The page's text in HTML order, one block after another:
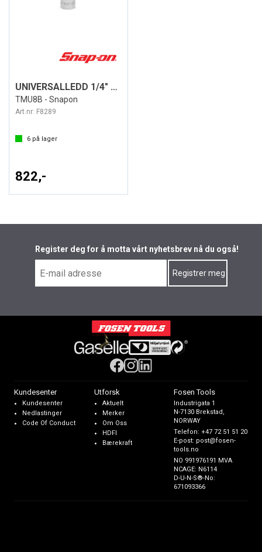
UNIVERSALLEDD 1/4" DR.
TMU8B - Snapon
Art.nr: F8289
6 på lager
822,-
Register deg for å motta vårt nyhetsbrev nå du også!
Kundesenter
Kundesenter
Nedlastinger
Code Of Conduct
Utforsk
Aktuelt
Merker
Om Oss
HDFI
Bærekraft
Fosen Tools
Industrigata 1
N-7130 Brekstad,
NORWAY
Telefon:+47 72 51 51 20
E-post: post@fosen-
tools.no
NO 991976191 MVA
NCAGE: N6114
D-U-N-S®-No:
671093366